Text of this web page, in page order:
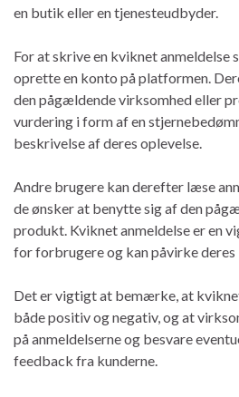
en butik eller en tjenesteudbyder.
For at skrive en kviknet anmeldelse
oprette en konto på platformen.
den pågældende virksomhed eller
vurdering i form af en
beskrivelse af deres oplevelse.
Andre brugere kan derefter læse
de ønsker at benytte sig af den
produkt. Kviknet anmeldelse er en
for forbrugere og kan påvirke deres
Det er vigtigt at bemærke, at
både positiv og negativ, og at
på anmeldelserne og besvare
feedback fra kunderne.